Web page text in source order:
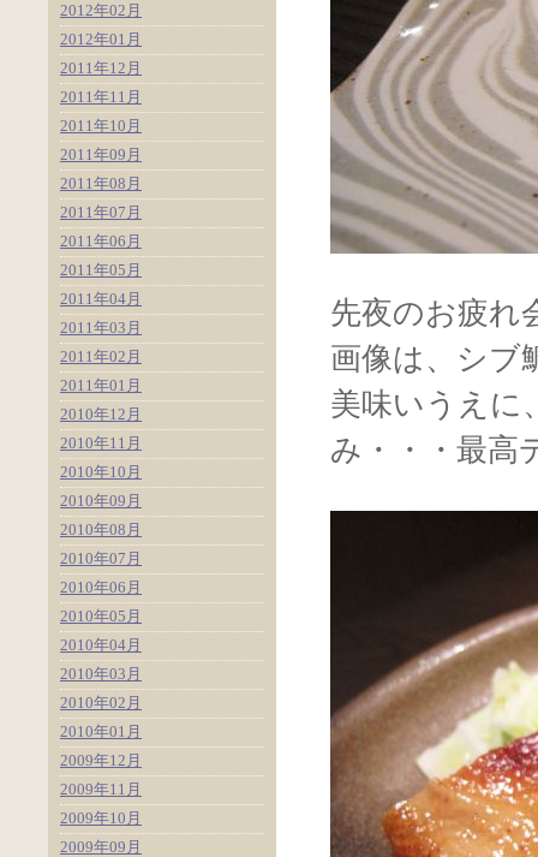
先夜のお疲
画像は、シブ
美味いうえに
み・・・最高
2012年02月
2012年01月
2011年12月
2011年11月
2011年10月
2011年09月
2011年08月
2011年07月
2011年06月
2011年05月
2011年04月
2011年03月
2011年02月
2011年01月
2010年12月
2010年11月
2010年10月
2010年09月
2010年08月
2010年07月
2010年06月
2010年05月
2010年04月
2010年03月
2010年02月
2010年01月
2009年12月
2009年11月
2009年10月
2009年09月